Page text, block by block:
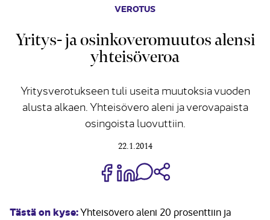
VEROTUS
Yritys- ja osinkoveromuutos alensi
yhteisöveroa
Yritysverotukseen tuli useita muutoksia vuoden
alusta alkaen. Yhteisövero aleni ja verovapaista
osingoista luovuttiin.
22.1.2014
Jaa Share on Facebook
Jaa Share on LinkedIn
Jaa WhatsApp-viestinä
Tästä on kyse:Yhteisövero aleni 20 prosenttiin ja